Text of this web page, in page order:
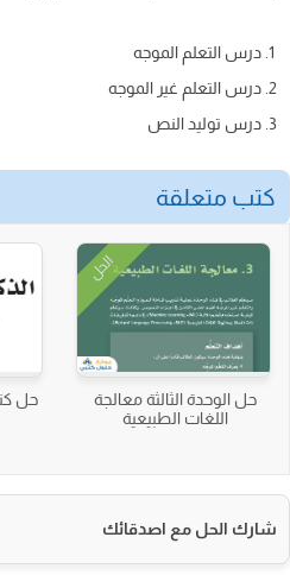
درس التعلم الموجه
درس التعلم غير الموجه
درس توليد النص
كتب متعلقة
الحل
حل الوحدة الثالثة معالجة
اللغات الطبيعية
حل
شارك الحل مع اصدقائك